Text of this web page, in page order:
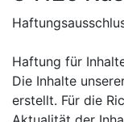
Haftung für
Die Inhalte
erstellt. Für die